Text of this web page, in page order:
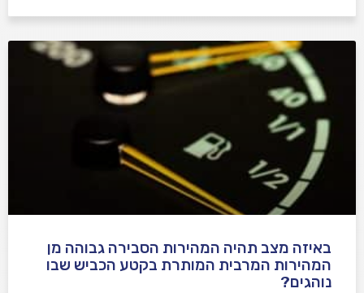
באיזה מצב תהיה המהירות הסבירה גבוהה מן
המהירות המרבית המותרת בקטע הכביש שבו
נוהגים?